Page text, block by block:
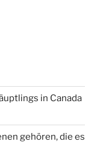
in Canada
gehören, die es